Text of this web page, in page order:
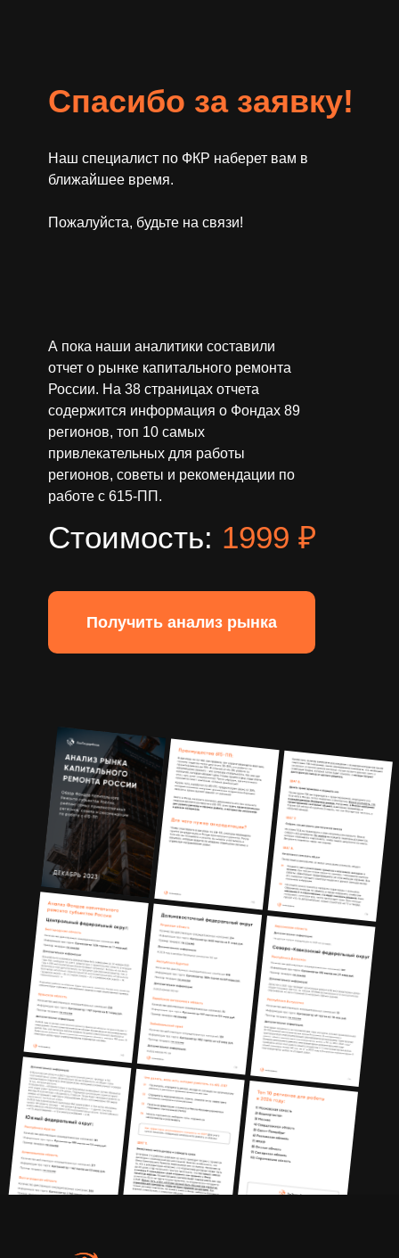
Спасибо за заявку!
Наш специалист по ФКР наберет вам в
ближайшее время.
Пожалуйста, будьте на связи!
А пока наши аналитики составили
отчет о рынке капитального ремонта
России. На 38 страницах отчета
содержится информация о Фондах 89
регионов, топ 10 самых
привлекательных для работы
регионов, советы и рекомендации по
работе с 615-ПП.
Стоимость: 1999 ₽
Получить анализ рынка